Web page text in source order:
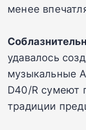
менее
удавалось
музыкальные
D40/R сумеют
традиции